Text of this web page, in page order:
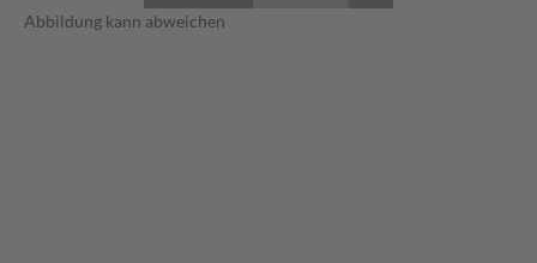
Abbildung kann abweichen